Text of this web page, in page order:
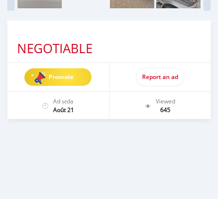
NEGOTIABLE
Promote Report an ad
Ad ṣẹda
Août 21
Viewed
645